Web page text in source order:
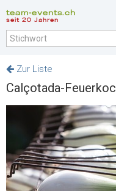
team-events.ch
seit 20 Jahren
Zur Liste
Calçotada-